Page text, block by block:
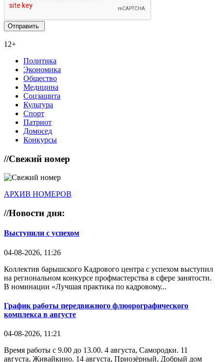
12+
Политика
Экономика
Общество
Медицина
Соцзащита
Культура
Спорт
Патриот
Домосед
Конкурсы
//Свежий номер
АРХИВ НОМЕРОВ
//Новости дня:
Выступили с успехом
04-08-2026, 11:26
Коллектив барышского Кадрового центра с успехом выступил
на региональном конкурсе профмастерства в сфере занятости.
В номинации «Лучшая практика по кадровому...
График работы передвижного флюорографического
комплекса в августе
04-08-2026, 11:21
Время работы с 9.00 до 13.00. 4 августа, Самородки. 11
августа, Живайкино. 14 августа, Приозёрный, Добрый дом